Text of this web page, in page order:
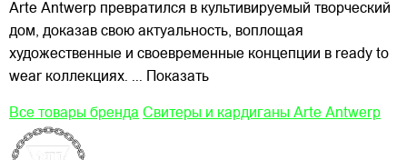
Arte Antwerp превратился в культивируемый творческий
дом, доказав свою актуальность, воплощая
художественные и своевременные концепции в ready to
wear коллекциях. ... Показать
Все товары бренда Свитеры и кардиганы Arte Antwerp